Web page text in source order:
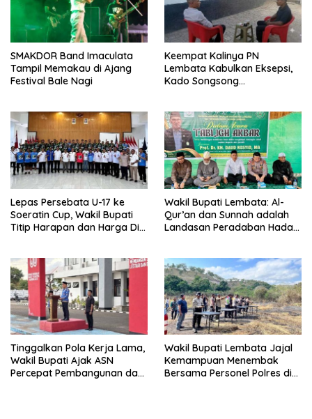
SMAKDOR Band Imaculata
Tampil Memakau di Ajang
Festival Bale Nagi
Keempat Kalinya PN
Lembata Kabulkan Eksepsi,
Kado Songsong
Lepas Persebata U-17 ke
Soeratin Cup, Wakil Bupati
Titip Harapan dan Harga Diri
Wakil Bupati Lembata: Al-
Qur’an dan Sunnah adalah
Landasan Peradaban Hadapi
Tinggalkan Pola Kerja Lama,
Wakil Bupati Ajak ASN
Percepat Pembangunan dan
Wakil Bupati Lembata Jajal
Kemampuan Menembak
Bersama Personel Polres di